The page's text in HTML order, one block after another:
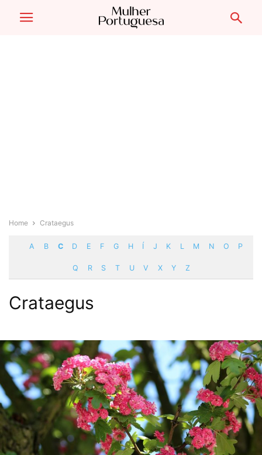
Home Crataegus
A B C D E F G H Í J K L M N O P
Q R S T U V X Y Z
Crataegus